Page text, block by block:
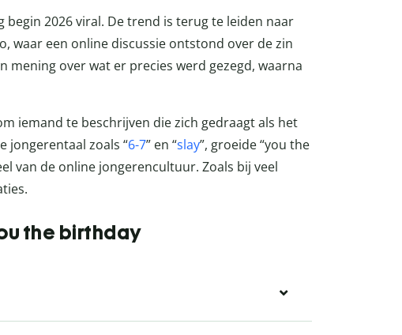
begin 2026 viral. De trend is terug te leiden naar
waar een online discussie ontstond over de zin
mening over wat er precies werd gezegd, waarna
iemand te beschrijven die zich gedraagt als het
jongerentaal zoals “6-7” en “slay”, groeide “you the
van de online jongerencultuur. Zoals bij veel
the birthday